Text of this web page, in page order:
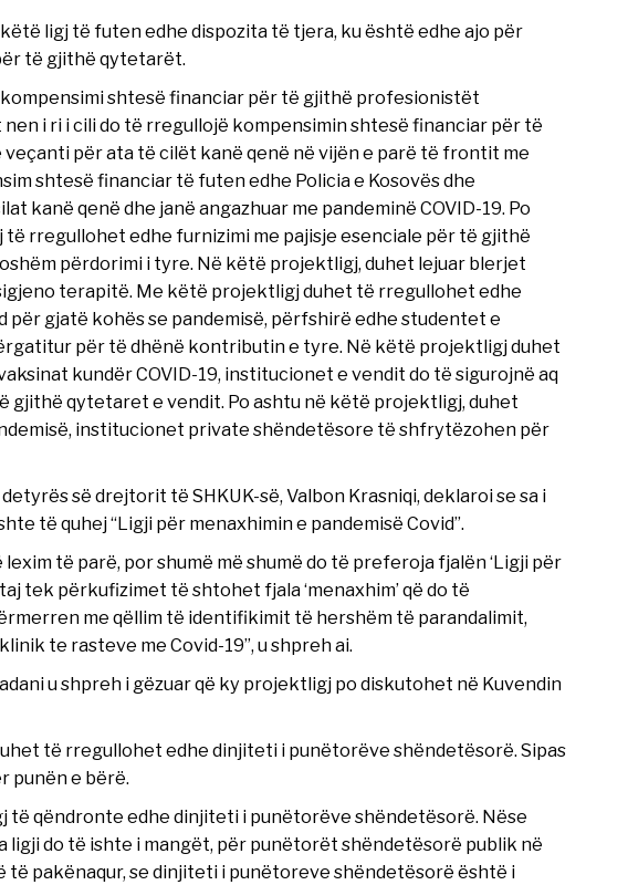
ligj të futen edhe dispozita të tjera, ku është edhe ajo për
të gjithë qytetarët.
shtesë financiar për të gjithë profesionistët
i ri i cili do të rregullojë kompensimin shtesë financiar për të
për ata të cilët kanë qenë në vijën e parë të frontit me
shtesë financiar të futen edhe Policia e Kosovës dhe
qenë dhe janë angazhuar me pandeminë COVID-19. Po
rregullohet edhe furnizimi me pajisje esenciale për të gjithë
përdorimi i tyre. Në këtë projektligj, duhet lejuar blerjet
terapitë. Me këtë projektligj duhet të rregullohet edhe
për gjatë kohës se pandemisë, përfshirë edhe studentet e
për të dhënë kontributin e tyre. Në këtë projektligj duhet
kundër COVID-19, institucionet e vendit do të sigurojnë aq
gjithë qytetaret e vendit. Po ashtu në këtë projektligj, duhet
institucionet private shëndetësore të shfrytëzohen për
së drejtorit të SHKUK-së, Valbon Krasniqi, deklaroi se sa i
të quhej “Ligji për menaxhimin e pandemisë Covid”.
të parë, por shumë më shumë do të preferoja fjalën ‘Ligji për
tek përkufizimet të shtohet fjala ‘menaxhim’ që do të
me qëllim të identifikimit të hershëm të parandalimit,
te rasteve me Covid-19”, u shpreh ai.
u shpreh i gëzuar që ky projektligj po diskutohet në Kuvendin
të rregullohet edhe dinjiteti i punëtorëve shëndetësorë. Sipas
punën e bërë.
të qëndronte edhe dinjiteti i punëtorëve shëndetësorë. Nëse
do të ishte i mangët, për punëtorët shëndetësorë publik në
të pakënaqur, se dinjiteti i punëtoreve shëndetësorë është i